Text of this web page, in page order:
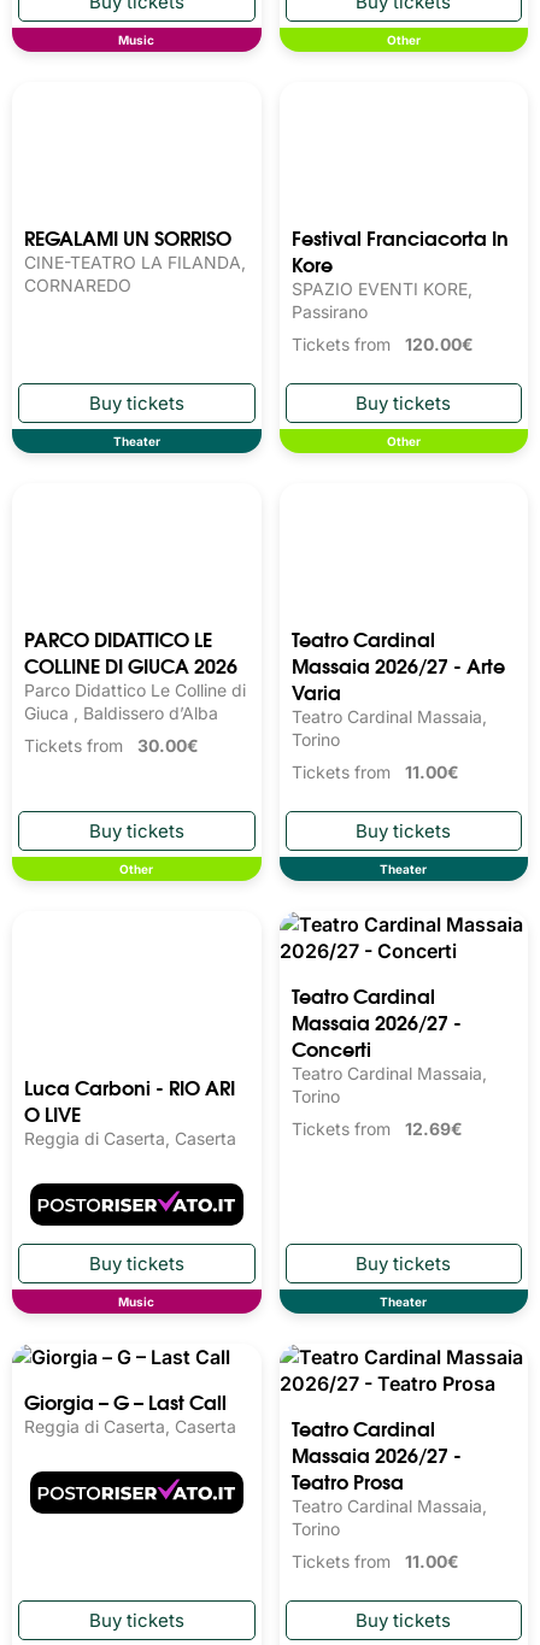
Music Other
REGALAMI UN SORRISO
CINE-TEATRO LA FILANDA,
CORNAREDO
Theater
Festival Franciacorta In
Kore
SPAZIO EVENTI KORE,
Passirano
Tickets from 120.00€
Other
PARCO DIDATTICO LE
COLLINE DI GIUCA 2026
Parco Didattico Le Colline di
Giuca , Baldissero d’Alba
Tickets from 30.00€
Other
Teatro Cardinal
Massaia 2026/27 - Arte
Varia
Teatro Cardinal Massaia,
Torino
Tickets from 11.00€
Theater
Luca Carboni - RIO ARI
O LIVE
Reggia di Caserta, Caserta
Music
Teatro Cardinal
Massaia 2026/27 -
Concerti
Theater
Giorgia – G – Last Call
Teatro Cardinal
Massaia 2026/27 -
Teatro Prosa
Torino
Tickets from11.00€